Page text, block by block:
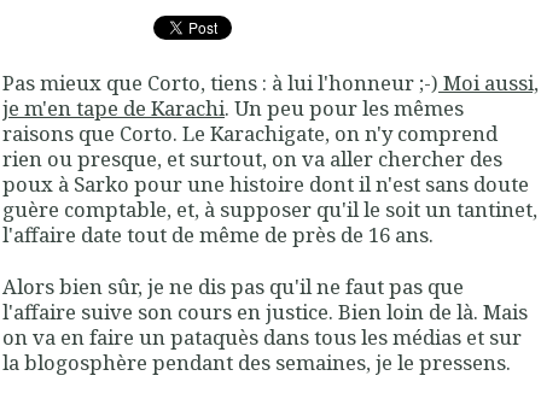
Pas mieux que Corto, tiens : à lui l'honneur ;-) Moi aussi,
je m'en tape de Karachi. Un peu pour les mêmes
raisons que Corto. Le Karachigate, on n'y comprend
rien ou presque, et surtout, on va aller chercher des
poux à Sarko pour une histoire dont il n'est sans doute
guère comptable, et, à supposer qu'il le soit un tantinet,
l'affaire date tout de même de près de 16 ans.
Alors bien sûr, je ne dis pas qu'il ne faut pas que
l'affaire suive son cours en justice. Bien loin de là. Mais
on va en faire un pataquès dans tous les médias et sur
la blogosphère pendant des semaines, je le pressens.